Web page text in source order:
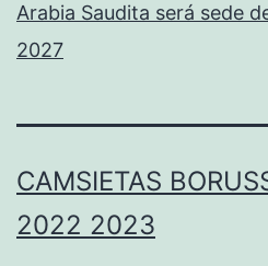
Arabia Saudita será sede
2027
CAMSIETAS
2022 2023